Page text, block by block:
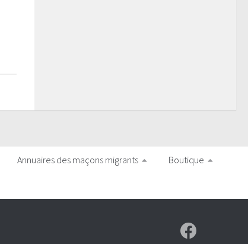
Annuaires des maçons migrants Boutique